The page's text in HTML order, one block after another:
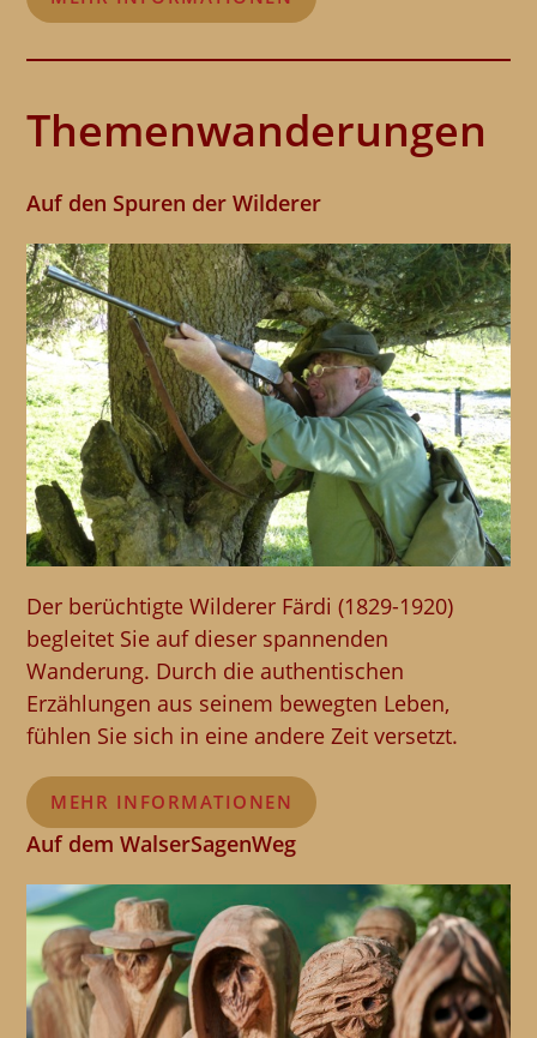
Themenwanderungen
Auf den Spuren der Wilderer
Der berüchtigte Wilderer Färdi (1829-1920)
begleitet Sie auf dieser spannenden
Wanderung. Durch die authentischen
Erzählungen aus seinem bewegten Leben,
fühlen Sie sich in eine andere Zeit versetzt.
MEHR INFORMATIONEN
Auf dem WalserSagenWeg